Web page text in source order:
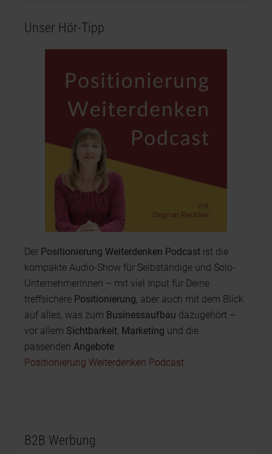
Unser Hör-Tipp
Der Positionierung Weiterdenken Podcast ist die
kompakte Audio-Show für Selbständige und Solo-
UnternehmerInnen – mit viel Input für Deine
treffsichere Positionierung, aber auch mit dem Blick
auf alles, was zum Businessaufbau dazugehört –
vor allem Sichtbarkeit, Marketing und die
passenden Angebote
Positionierung Weiterdenken Podcast
B2B Werbung